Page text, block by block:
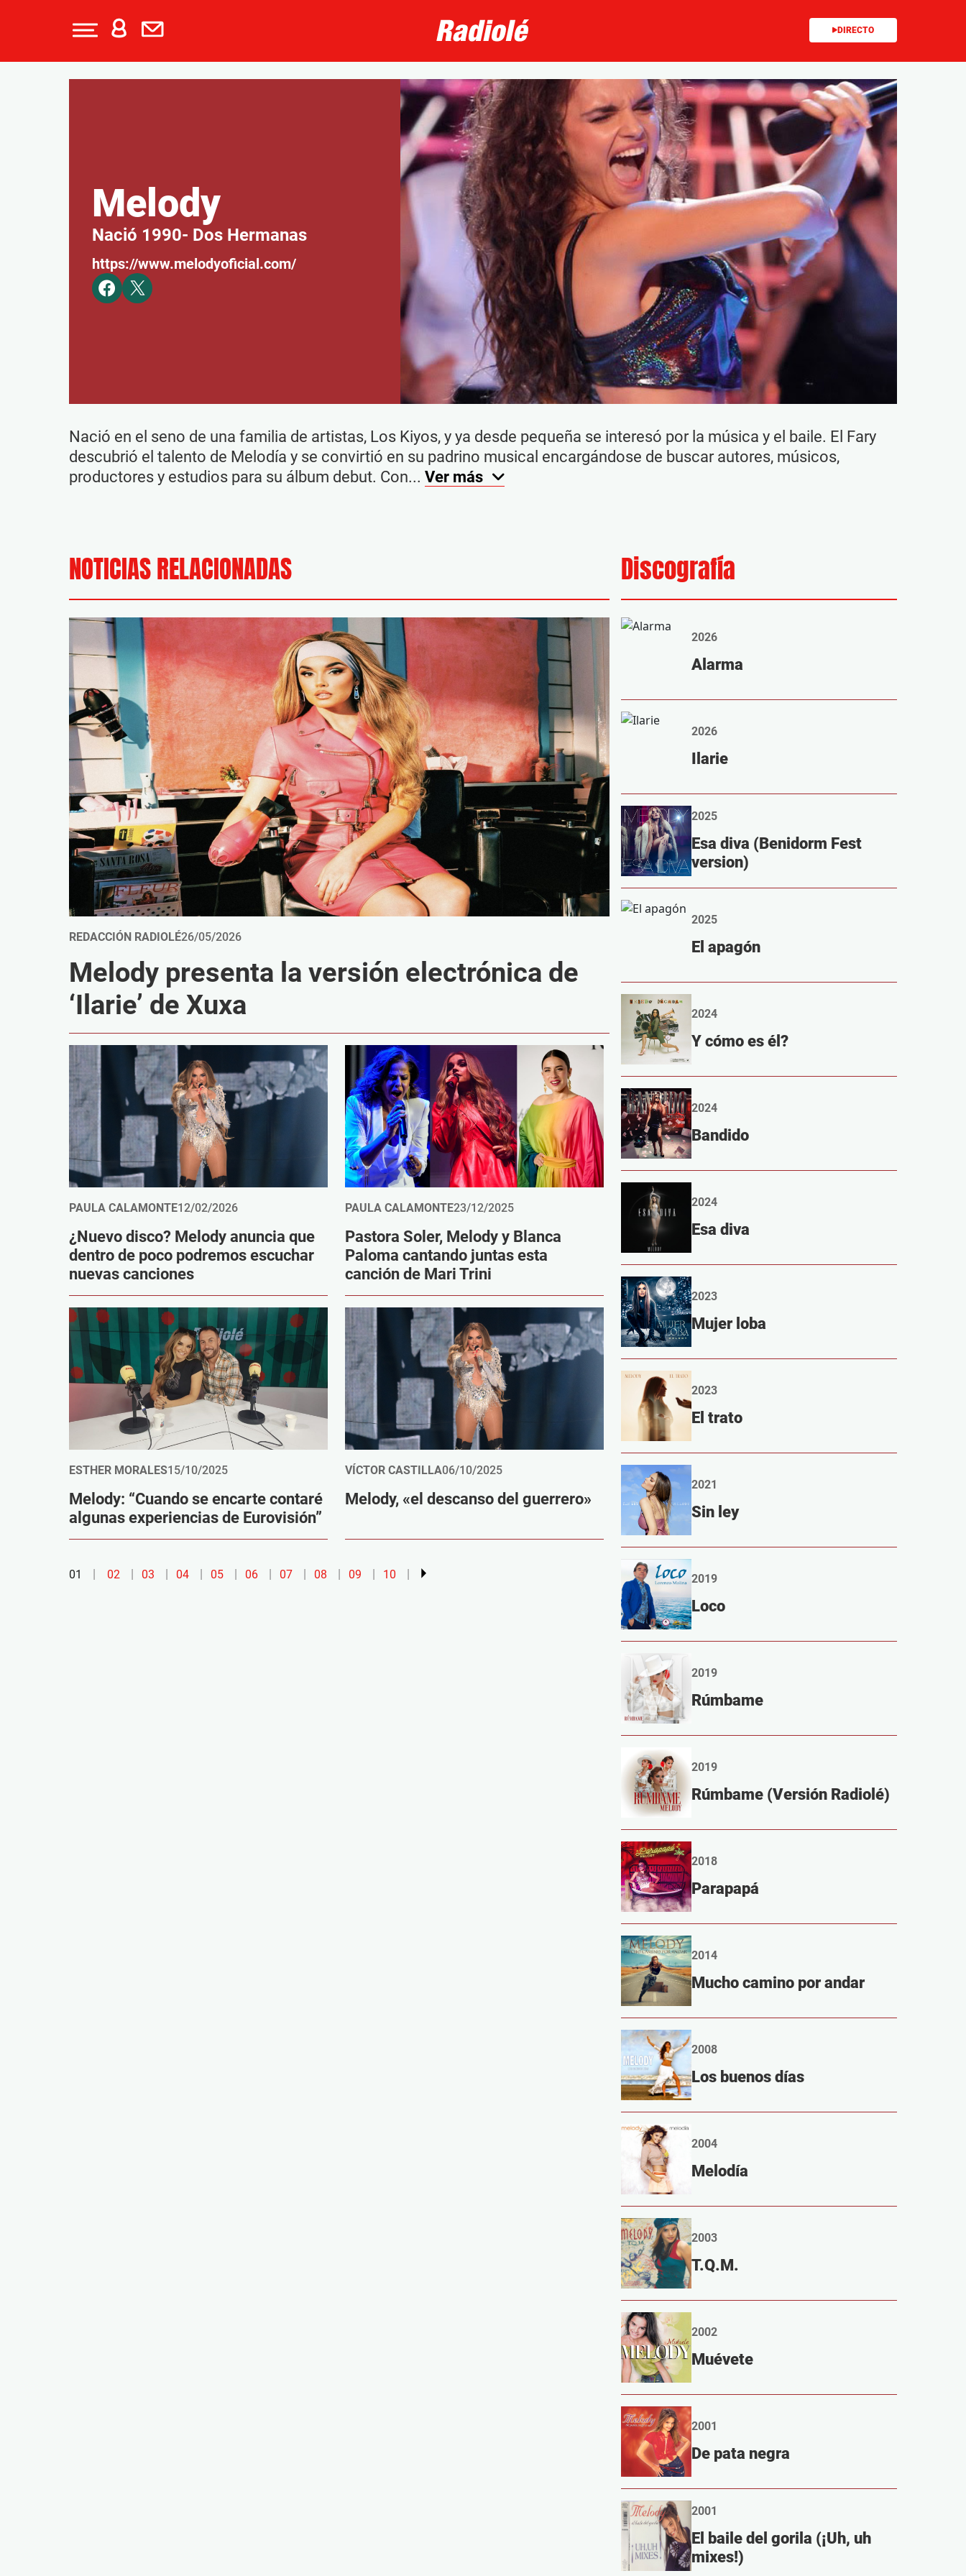
DIRECTO
Melody
Nació 1990- Dos Hermanas
https://www.melodyoficial.com/
Nació en el seno de una familia de artistas, Los Kiyos, y ya desde pequeña se interesó por la música y el baile. El Fary
descubrió el talento de Melodía y se convirtió en su padrino musical encargándose de buscar autores, músicos,
productores y estudios para su álbum debut. Con... Ver más
NOTICIAS RELACIONADAS
REDACCIÓN RADIOLÉ26/05/2026
Melody presenta la versión electrónica de
‘Ilarie’ de Xuxa
PAULA CALAMONTE12/02/2026
¿Nuevo disco? Melody anuncia que
dentro de poco podremos escuchar
nuevas canciones
PAULA CALAMONTE23/12/2025
Pastora Soler, Melody y Blanca
Paloma cantando juntas esta
canción de Mari Trini
ESTHER MORALES15/10/2025
Melody: “Cuando se encarte contaré
algunas experiencias de Eurovisión”
VÍCTOR CASTILLA06/10/2025
Melody, «el descanso del guerrero»
01 02 03 04 05 06 07 08 09 10
Discografía
2026
Alarma
2026
Ilarie
2025
Esa diva (Benidorm Fest
version)
2025
El apagón
2024
Y cómo es él?
2024
Bandido
2024
Esa diva
2023
Mujer loba
2023
El trato
2021
Sin ley
2019
Loco
2019
Rúmbame
2019
Rúmbame (Versión Radiolé)
2018
Parapapá
2014
Mucho camino por andar
2008
Los buenos días
2004
Melodía
2003
T.Q.M.
2002
Muévete
2001
De pata negra
2001
El baile del gorila (¡Uh, uh
mixes!)